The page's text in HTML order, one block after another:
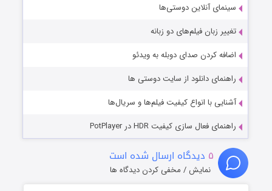
سینمای آنلاین دوستی‌ها
تغییر زبان فیلم‌های دو زبانه
اضافه کردن صدای دوبله به ویدئو
راهنمای دانلود از سایت دوستی ها
آشنایی با انواع کیفیت فیلم‌ها و سریال‌ها
راهنمای فعال سازی کیفیت HDR در PotPlayer
۵ دیدگاه ارسال شده است
نمایش / مخفی کردن دیدگاه ها